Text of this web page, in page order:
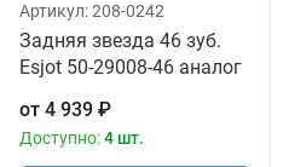
Артикул:208-0242
Задняя звезда 46 зуб.
Esjot 50-29008-46 аналог
от 4 939 ₽
Доступно:4 шт.